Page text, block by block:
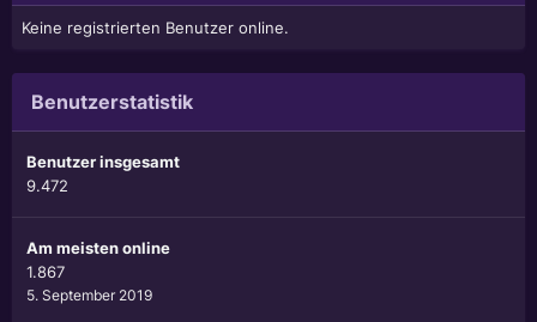
Keine registrierten Benutzer online.
Benutzerstatistik
Benutzer insgesamt
9.472
Am meisten online
1.867
5. September 2019